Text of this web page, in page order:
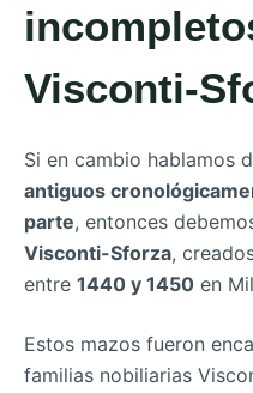
Visconti-
Si en cambio hablamos
antiguos
parte, entonces
Visconti-Sforza,
entre 1440 y 1450 en
Estos mazos fueron
familias nobiliarias